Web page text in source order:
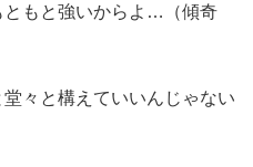
ともと強いからよ…（傾奇
々と構えていいんじゃない